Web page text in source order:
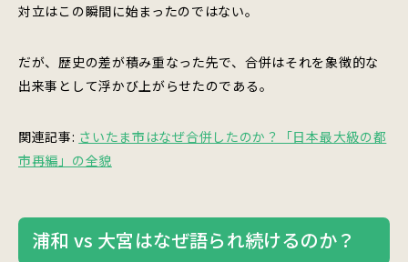
対立はこの瞬間に始まったのではない。
だが、歴史の差が積み重なった先で、合併はそれを象徴的な
出来事として浮かび上がらせたのである。
関連記事: さいたま市はなぜ合併したのか？「日本最大級の都
市再編」の全貌
浦和 vs 大宮はなぜ語られ続けるのか？